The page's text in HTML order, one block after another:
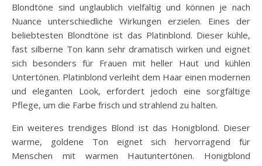
Blondtöne sind unglaublich vielfältig und können je nach
Nuance unterschiedliche Wirkungen erzielen. Eines der
beliebtesten Blondtöne ist das Platinblond. Dieser kühle,
fast silberne Ton kann sehr dramatisch wirken und eignet
sich besonders für Frauen mit heller Haut und kühlen
Untertönen. Platinblond verleiht dem Haar einen modernen
und eleganten Look, erfordert jedoch eine sorgfältige
Pflege, um die Farbe frisch und strahlend zu halten.
Ein weiteres trendiges Blond ist das Honigblond. Dieser
warme, goldene Ton eignet sich hervorragend für
Menschen mit warmen Hautuntertönen. Honigblond